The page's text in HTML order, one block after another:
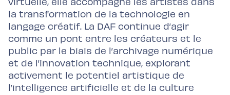
la transformation de la technologie en
langage créatif. La DAF continue d’agir
comme un pont entre les créateurs et le
public par le biais de l’archivage numérique
et de l’innovation technique, explorant
activement le potentiel artistique de
l’intelligence artificielle et de la culture